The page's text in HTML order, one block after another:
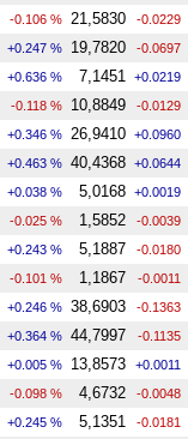
-0.106 % 21,5830 -0.0229
+0.247 % 19,7820 -0.0697
+0.636 % 7,1451 +0.0219
-0.118 % 10,8849 -0.0129
+0.346 % 26,9410 +0.0960
+0.463 % 40,4368 +0.0644
+0.038 % 5,0168 +0.0019
-0.025 % 1,5852 -0.0039
+0.243 % 5,1887 -0.0180
-0.101 % 1,1867 -0.0011
+0.246 % 38,6903 -0.1363
+0.364 % 44,7997 -0.1135
+0.005 % 13,8573 +0.0011
-0.098 % 4,6732 -0.0048
+0.245 % 5,1351 -0.0181